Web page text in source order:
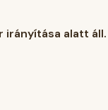
alatt